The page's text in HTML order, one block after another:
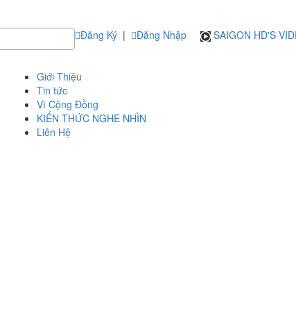
Đăng Ký | Đăng Nhập SAIGON HD'S
Giới Thiệu
Tin tức
Vì Cộng Đồng
KIẾN THỨC NGHE NHÌN
Liên Hệ